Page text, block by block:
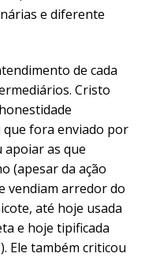
e diferente
de cada
Cristo
fora enviado por
as que
(apesar da ação
vendiam arredor do
até hoje usada
e hoje tipificada
Ele também criticou